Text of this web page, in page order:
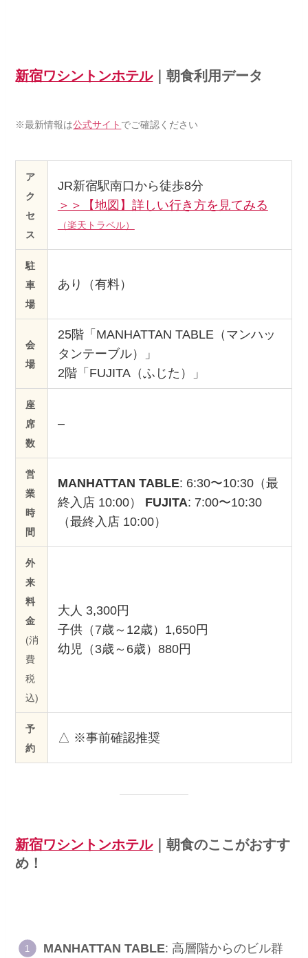
新宿ワシントンホテル｜朝食利用データ
※最新情報は公式サイト でご確認ください
ア
ク
セ
ス
JR新宿駅南口から徒歩8分
＞＞【地図】詳しい行き方を見てみる
（楽天トラベル）
駐
車
場
あり（有料）
会
場
25階「MANHATTAN TABLE（マンハッ
タンテーブル）」
2階「FUJITA（ふじた）」
座
席
数
–
営
業
時
間
MANHATTAN TABLE: 6:30〜10:30（最
終入店 10:00） FUJITA: 7:00〜10:30
（最終入店 10:00）
外
来
料
金
(消
費
税
込)
大人 3,300円
子供（7歳～12歳）1,650円
幼児（3歳～6歳）880円
予
約
△ ※事前確認推奨
新宿ワシントンホテル｜朝食のここがおすす
め！
MANHATTAN TABLE: 高層階からのビル群